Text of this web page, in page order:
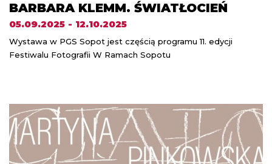
BARBARA KLEMM. ŚWIATŁOCIEŃ
05.09.2025 - 12.10.2025
Wystawa w PGS Sopot jest częścią programu 11. edycji
Festiwalu Fotografii W Ramach Sopotu